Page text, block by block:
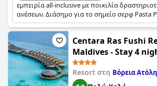
εμπειρία all-inclusive με ποικιλία
ανέσεων. Διάσημο για το σημείο σερφ Pasta
φιλικές προς οικογένειες εγκαταστάσεις,
ισορροπημένες διακοπές για όλους τους
Centara Ras Fushi
Maldives - Stay 4
and enjoy 40 percent
transfers, valid for
Resort στη Βόρεια